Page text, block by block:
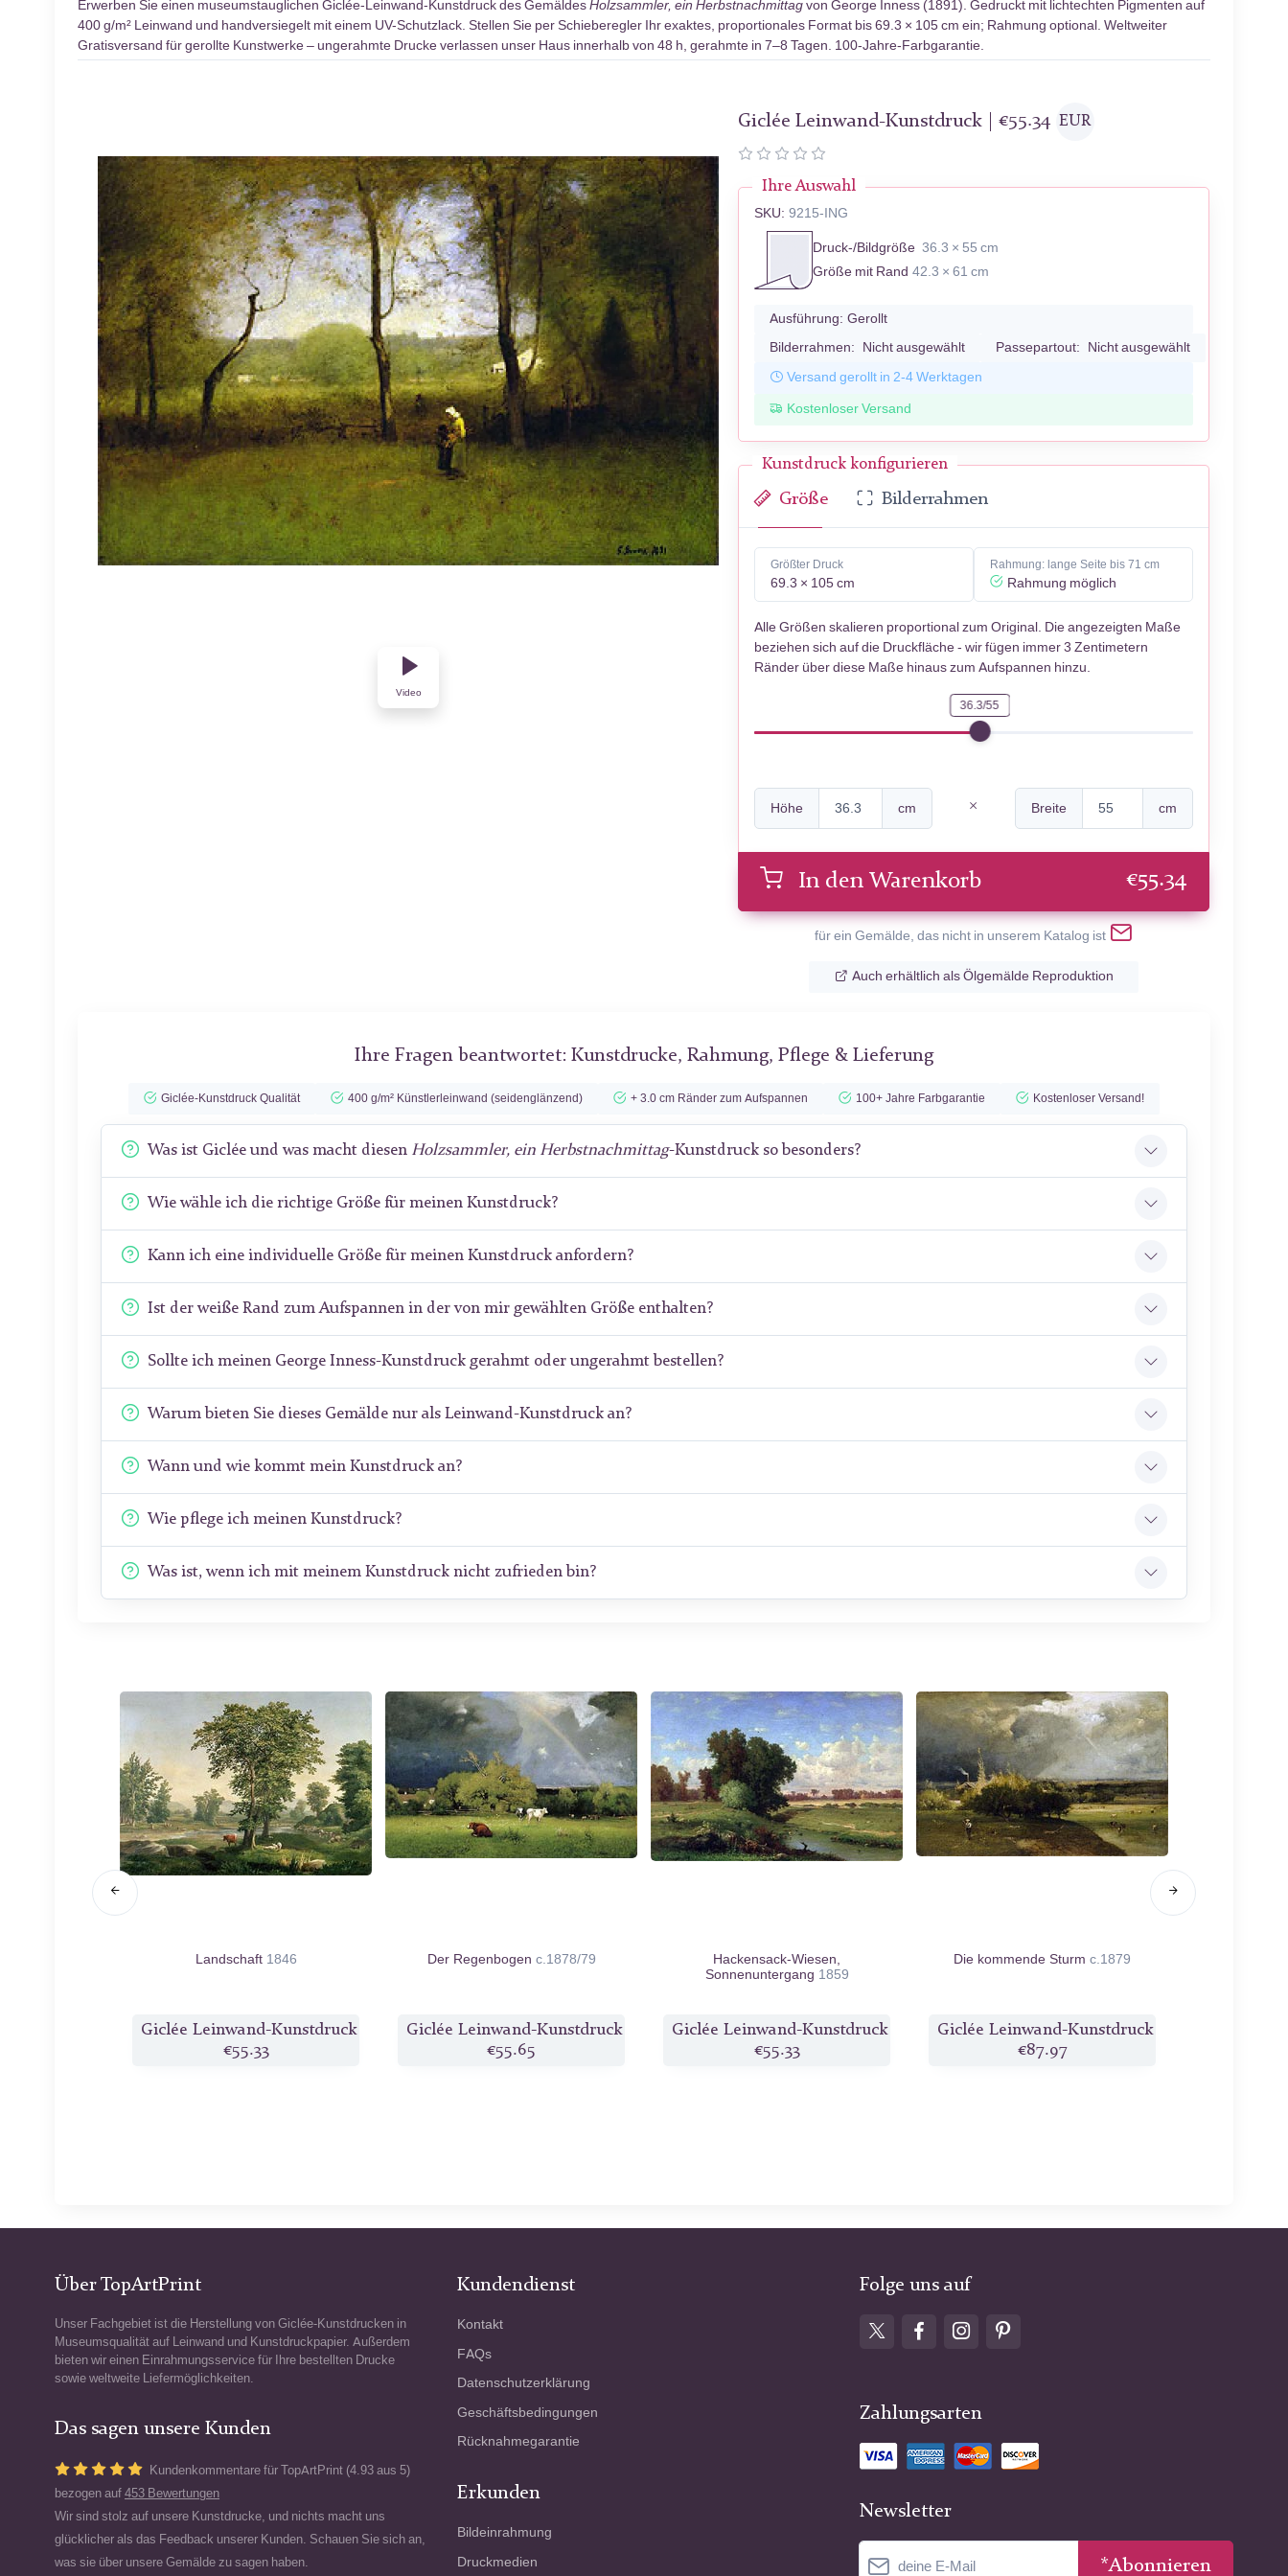
Erwerben Sie einen museumstauglichen Giclée-Leinwand-Kunstdruck des GemäldesHolzsammler, ein Herbstnachmittagvon George Inness (1891). Gedruckt mit lichtechten Pigmenten auf
400 g/m² Leinwand und handversiegelt mit einem UV-Schutzlack. Stellen Sie per Schieberegler Ihr exaktes, proportionales Format bis 69.3 × 105 cm ein; Rahmung optional. Weltweiter
Gratisversand für gerollte Kunstwerke – ungerahmte Drucke verlassen unser Haus innerhalb von 48 h, gerahmte in 7–8 Tagen. 100-Jahre-Farbgarantie.
Video
Giclée Leinwand-Kunstdruck |€55.34 EUR
Ihre Auswahl
SKU: 9215-ING
Druck-/Bildgröße 36.3 × 55 cm
Größe mit Rand 42.3 × 61 cm
Ausführung: Gerollt
Bilderrahmen: Nicht ausgewählt Passepartout: Nicht ausgewählt
Versand gerollt in 2-4 Werktagen
Kostenloser Versand
Kunstdruck konfigurieren
Größe Bilderrahmen
Größter Druck
69.3 × 105 cm
Rahmung: lange Seite bis 71 cm
Rahmung möglich
Alle Größen skalieren proportional zum Original. Die angezeigten Maße
beziehen sich auf die Druckfläche - wir fügen immer 3 Zentimetern
Ränder über diese Maße hinaus zum Aufspannen hinzu.
36.3/55
Höhe cm Breite cm
In den Warenkorb €55.34
für ein Gemälde, das nicht in unserem Katalog ist
Auch erhältlich als Ölgemälde Reproduktion
Ihre Fragen beantwortet: Kunstdrucke, Rahmung, Pflege & Lieferung
Giclée-Kunstdruck Qualität 400 g/m² Künstlerleinwand (seidenglänzend) + 3.0 cm Ränder zum Aufspannen 100+ Jahre Farbgarantie Kostenloser Versand!
Was ist Giclée und was macht diesen Holzsammler, ein Herbstnachmittag-Kunstdruck so besonders?
Wie wähle ich die richtige Größe für meinen Kunstdruck?
Kann ich eine individuelle Größe für meinen Kunstdruck anfordern?
Ist der weiße Rand zum Aufspannen in der von mir gewählten Größe enthalten?
Sollte ich meinen George Inness-Kunstdruck gerahmt oder ungerahmt bestellen?
Warum bieten Sie dieses Gemälde nur als Leinwand-Kunstdruck an?
Wann und wie kommt mein Kunstdruck an?
Wie pflege ich meinen Kunstdruck?
Was ist, wenn ich mit meinem Kunstdruck nicht zufrieden bin?
Landschaft 1846
Giclée Leinwand-Kunstdruck
€55.33
Der Regenbogen c.1878/79
Giclée Leinwand-Kunstdruck
€55.65
Hackensack-Wiesen,
Sonnenuntergang 1859
Giclée Leinwand-Kunstdruck
€55.33
Die kommende Sturm c.1879
Giclée Leinwand-Kunstdruck
€87.97
Über TopArtPrint
Unser Fachgebiet ist die Herstellung von Giclée-Kunstdrucken in
Museumsqualität auf Leinwand und Kunstdruckpapier. Außerdem
bieten wir einen Einrahmungsservice für Ihre bestellten Drucke
sowie weltweite Liefermöglichkeiten.
Das sagen unsere Kunden
Kundenkommentare für TopArtPrint (4.93 aus 5)
bezogen auf 453 Bewertungen
Wir sind stolz auf unsere Kunstdrucke, und nichts macht uns
glücklicher als das Feedback unserer Kunden. Schauen Sie sich an,
was sie über unsere Gemälde zu sagen haben.
Kundendienst
Kontakt
FAQs
Datenschutzerklärung
Geschäftsbedingungen
Rücknahmegarantie
Erkunden
Bildeinrahmung
Druckmedien
Folge uns auf
Zahlungsarten
Newsletter
*Abonnieren